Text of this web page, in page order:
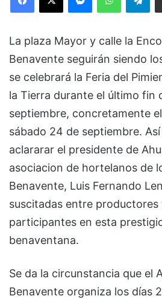
La plaza Mayor y calle la
Benavente seguirán siendo
se celebrará la Feria del
la Tierra durante el último fin
septiembre, concretamente
sábado 24 de septiembre.
aclararar el presidente de
asociacion de hortelanos de
Benavente, Luis Fernando
suscitadas entre productores
participantes en esta
benaventana.
Se da la circunstancia que el
Benavente organiza los días